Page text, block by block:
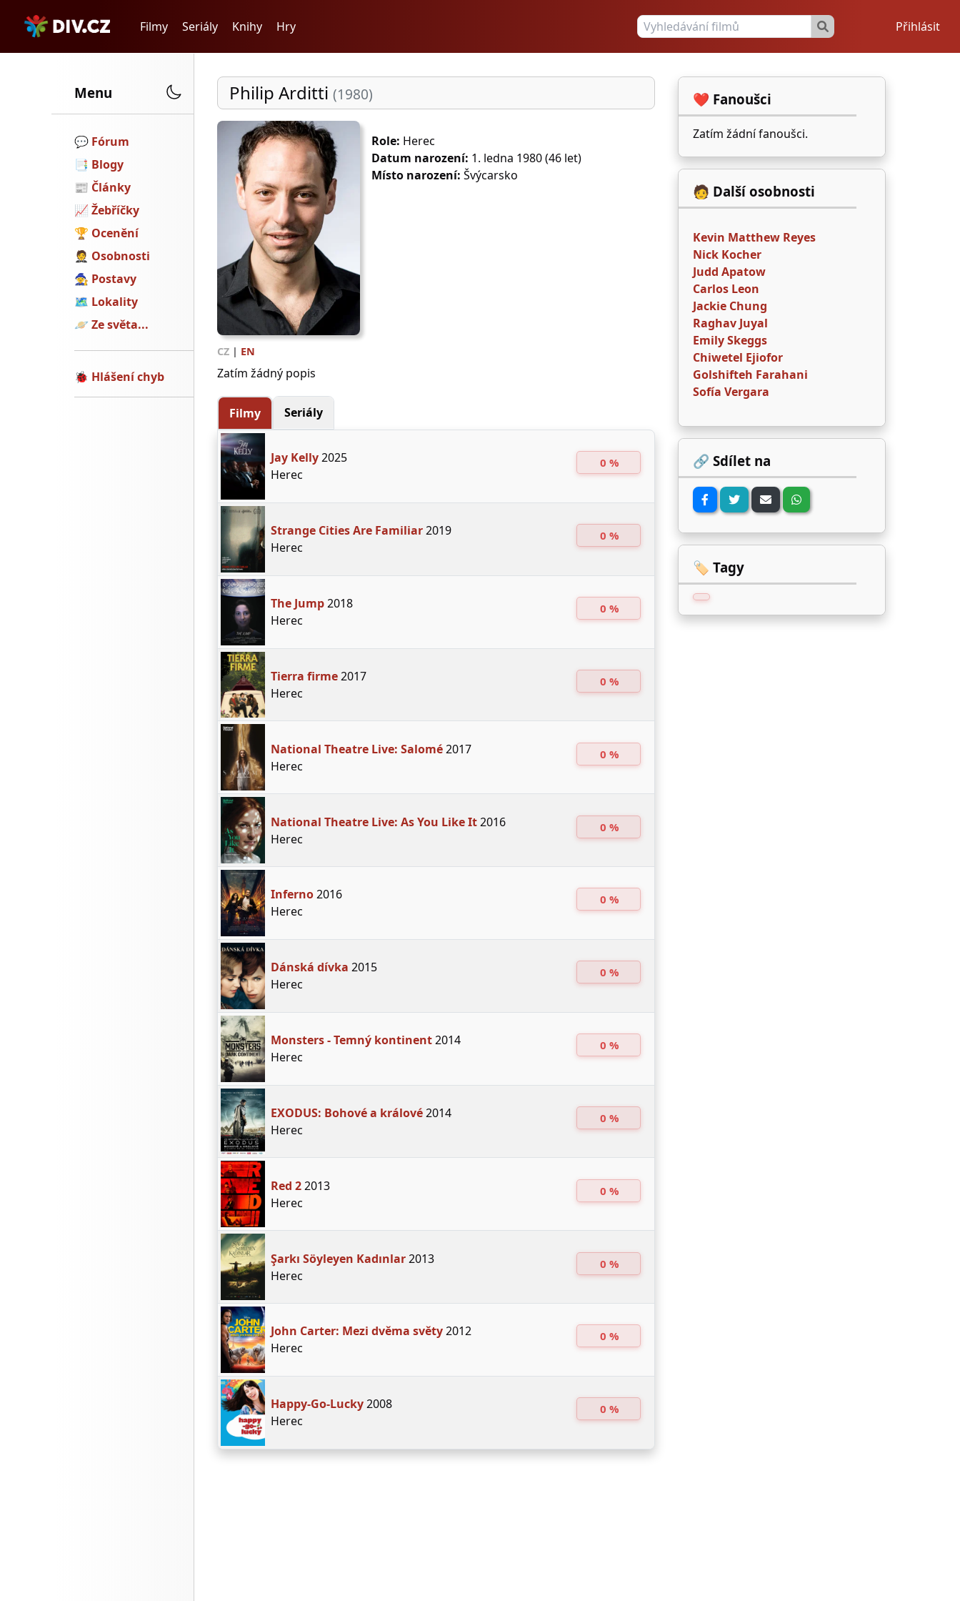
Filmy Seriály Knihy Hry Přihlásit
Menu
💬️ Fórum
📑 Blogy
📰 Články
📈 Žebříčky
🏆 Ocenění
🤵 Osobnosti
🧙 Postavy
🗺 Lokality
🪐 Ze světa...
🐞 Hlášení chyb
Philip Arditti (1980)
Role: Herec
Datum narození: 1. ledna 1980 (46 let)
Místo narození: Švýcarsko
CZ | EN
Zatím žádný popis
Filmy Seriály
Jay Kelly2025
Herec
0 %
Strange Cities Are Familiar2019
Herec
0 %
The Jump2018
Herec
0 %
Tierra firme2017
Herec
0 %
National Theatre Live: Salomé2017
Herec
0 %
National Theatre Live: As You Like It2016
Herec
0 %
Inferno2016
Herec
0 %
Dánská dívka 2015
Herec
0 %
Monsters - Temný kontinent2014
Herec
0 %
EXODUS: Bohové a králové2014
Herec
0 %
Red 22013
Herec
0 %
Şarkı Söyleyen Kadınlar2013
Herec
0 %
John Carter: Mezi dvěma světy2012
Herec
0 %
Happy-Go-Lucky2008
Herec
0 %
❤️ Fanoušci
Zatím žádní fanoušci.
🧑 Další osobnosti
Kevin Matthew Reyes
Nick Kocher
Judd Apatow
Carlos Leon
Jackie Chung
Raghav Juyal
Emily Skeggs
Chiwetel Ejiofor
Golshifteh Farahani
Sofía Vergara
🔗 Sdílet na
🏷️ Tagy